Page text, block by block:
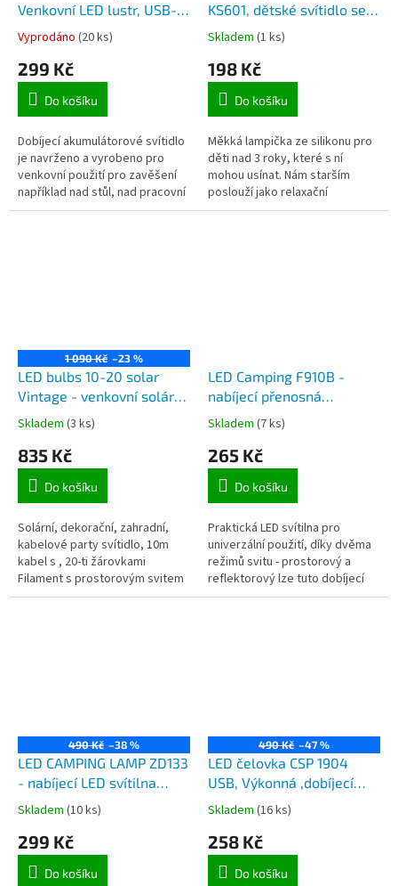
Venkovní LED lustr, USB-C
nabíjení
Vyprodáno (20 ks)
299 Kč
Do košíku
Dobíjecí akumulátorové svítidlo
je navrženo a vyrobeno pro
venkovní použití pro zavěšení
například nad stůl, nad pracovní
desku apod. Díky vestavěnému
KS601, dětské svítidlo se
změnou barvy svitu po
Skladem (1 ks)
198 Kč
Do košíku
Měkká lampička ze silikonu pro
děti nad 3 roky, které s ní
mohou usínat. Nám starším
poslouží jako relaxační
lampička, která zútulní každý
1 090 Kč –23 %
LED bulbs 10-20 solar
Vintage - venkovní solární
kabelové svítidlo na
kabelu, délka 10m, 20
žárovek Filament ,
napájení solárním
panelem
Skladem (3 ks)
835 Kč
Do košíku
Solární, dekorační, zahradní,
kabelové party svítidlo, 10m
kabel s , 20-ti žárovkami
Filament s prostorovým svitem
se závitem E12, se svitem bílé
LED Camping F910B -
nabíjecí přenosná
campingová LED svítilna,
prostorový svit a reflektor,
USB a solární dobíjení
Skladem (7 ks)
265 Kč
Do košíku
Praktická LED svítilna pro
univerzální použití, díky dvěma
režimů svitu - prostorový a
reflektorový lze tuto dobíjecí
svítilnu použít doma, v
490 Kč –38 %
LED CAMPING LAMP ZD133
- nabíjecí LED svítilna
dobíjecí ze zásuvky USB,
plynulá regulace svitu
Skladem (10 ks)
299 Kč
Do košíku
490 Kč –47 %
LED čelovka CSP 1904
USB, Výkonná ,dobíjecí
cyklistická a hlavová LED
svítilna, dobíjení přes USB,
svit reflektor a plošný svit
COB
Skladem (16 ks)
258 Kč
Do košíku